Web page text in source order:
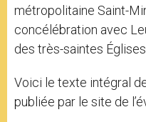
métropolitaine Saint-
concélébration avec
des très-saintes
Voici le texte intégral
publiée par le site de